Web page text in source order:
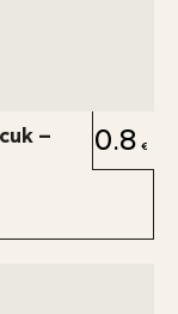
–
0.8